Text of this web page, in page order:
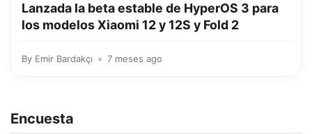
Lanzada la beta estable de HyperOS 3 para
los modelos Xiaomi 12 y 12S y Fold 2
By Emir Bardakçı 7 meses ago
Encuesta